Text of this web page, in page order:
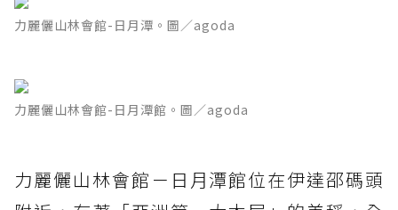
力麗儷山林會館-日月潭。圖／agoda
力麗儷山林會館-日月潭館。圖／agoda
力麗儷山林會館－日月潭館位在伊達邵碼頭